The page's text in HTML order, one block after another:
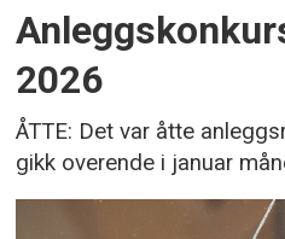
2026
ÅTTE: Det var åtte
gikk overende i januar